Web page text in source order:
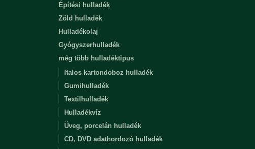
Építési hulladék
Zöld hulladék
Hulladékolaj
Gyógyszerhulladék
még több hulladéktipus
Italos kartondoboz hulladék
Gumihulladék
Textilhulladék
Hulladékvíz
Üveg, porcelán hulladék
CD, DVD adathordozó hulladék